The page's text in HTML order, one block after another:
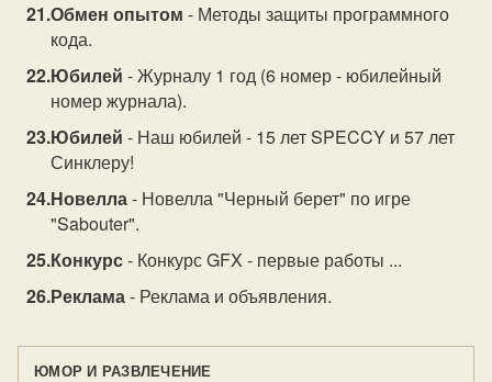
Обмен опытом - Методы защиты программного
кода.
Юбилей - Журналу 1 год (6 номер - юбилейный
номер журнала).
Юбилей - Наш юбилей - 15 лет SPECCY и 57 лет
Синклеру!
Новелла- Новелла "Черный берет" по игре
"Sabouter".
Конкурс- Конкурс GFX - первые работы ...
Реклама- Реклама и объявления.
ЮМОР И РАЗВЛЕЧЕНИЕ